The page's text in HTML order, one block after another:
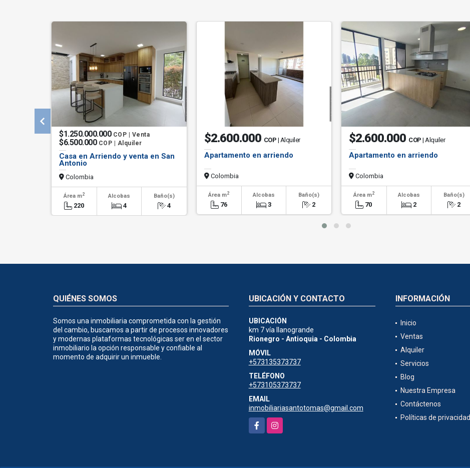
$1.250.000.000 COP | Venta
$6.500.000 COP | Alquiler
Casa en Arriendo y venta en San
Antonio
Colombia
Área m2
220
Alcobas
4
Baño(s)
4
$2.600.000 COP | Alquiler
Apartamento en arriendo
Colombia
Área m2
76
Alcobas
3
Baño(s)
2
$2.600.000 COP | Alquiler
Apartamento en arriendo
Colombia
Área m2
70
Alcobas
2
Baño(s)
2
QUIÉNES SOMOS
Somos una inmobiliaria comprometida con la gestión
del cambio, buscamos a partir de procesos innovadores
y modernas plataformas tecnológicas ser en el sector
inmobiliario la opción responsable y confiable al
momento de adquirir un inmueble.
UBICACIÓN Y CONTACTO
UBICACIÓN
km 7 vía llanogrande
Rionegro - Antioquia - Colombia
MÓVIL
+573135373737
TELÉFONO
+573105373737
EMAIL
inmobiliariasantotomas@gmail.com
FacebookInstagram
INFORMACIÓN
Inicio
Ventas
Alquiler
Servicios
Blog
Nuestra Empresa
Contáctenos
Políticas de privacidad